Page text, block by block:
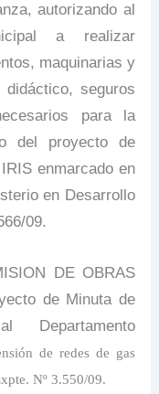
autorizando al
a realizar
maquinarias y
didáctico, seguros
para la
del proyecto de
enmarcado en
en Desarrollo
09.
DE OBRAS
de Minuta de
Departamento
de redes de gas
Nº 3.550/09.